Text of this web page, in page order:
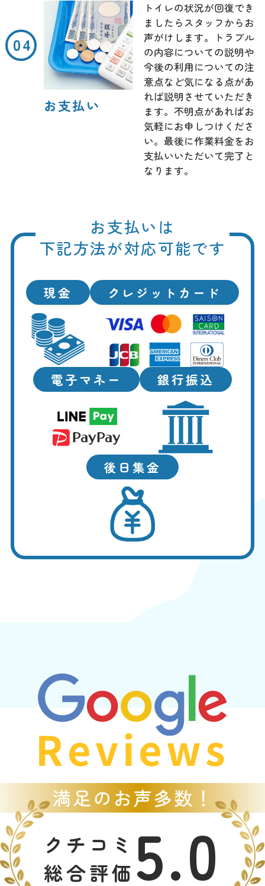
お支払い
トイレの状況が回復でき
ましたらスタッフからお
声がけします。トラブル
の内容についての説明や
今後の利用についての注
意点など気になる点があ
れば説明させていただき
ます。不明点があればお
気軽にお申しつけくださ
い。最後に作業料金をお
支払いいただいて完了と
なります。
お支払いは
下記方法が対応可能です
現金 クレジットカード
電子マネー 銀行振込
後日集金
Reviews
クチコミ
総合評価 5.0